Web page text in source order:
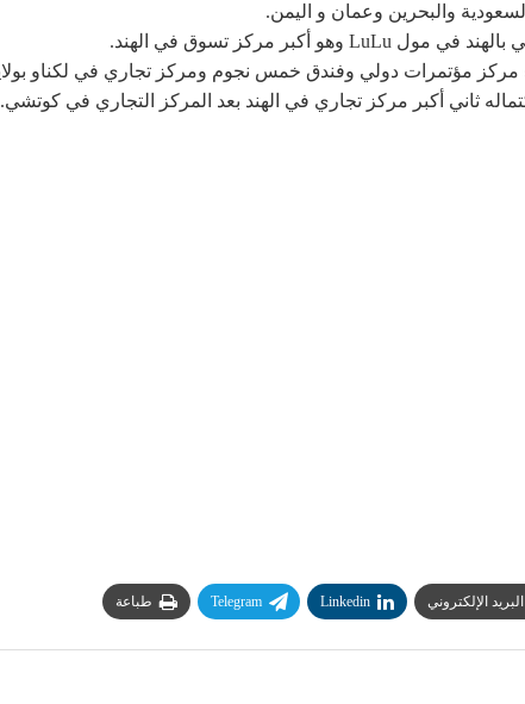
والبحرين وعمان و اليمن.
ثاني أكبر مركز تجاري في الهند بعد المركز التجاري في كوتشي.
البريد الإلكتروني Linkedin
Telegram طباعة